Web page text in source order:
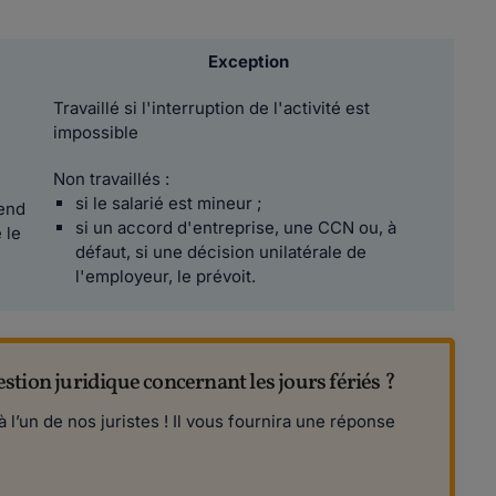
Exception
Travaillé si l'interruption de l'activité est
impossible
le
Non travaillés :
si le salarié est mineur ;
si un accord d'entreprise, une CCN ou, à
défaut, si une décision unilatérale de
l'employeur, le prévoit.
juridique concernant les jours fériés ?
de nos juristes ! Il vous fournira une réponse